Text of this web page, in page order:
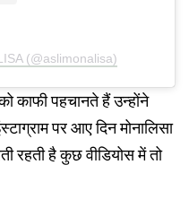
(@aslimonalisa)
काफी पहचानते हैं उन्होंने
पर आए दिन मोनालिसा
रहती है कुछ वीडियोस में तो